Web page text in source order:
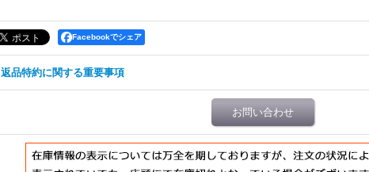
Facebookでシェア
返品特約に関する重要事項
お問い合わせ